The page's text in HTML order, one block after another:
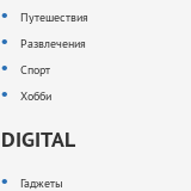
Путешествия
Развлечения
Спорт
Хобби
DIGITAL
Гаджеты